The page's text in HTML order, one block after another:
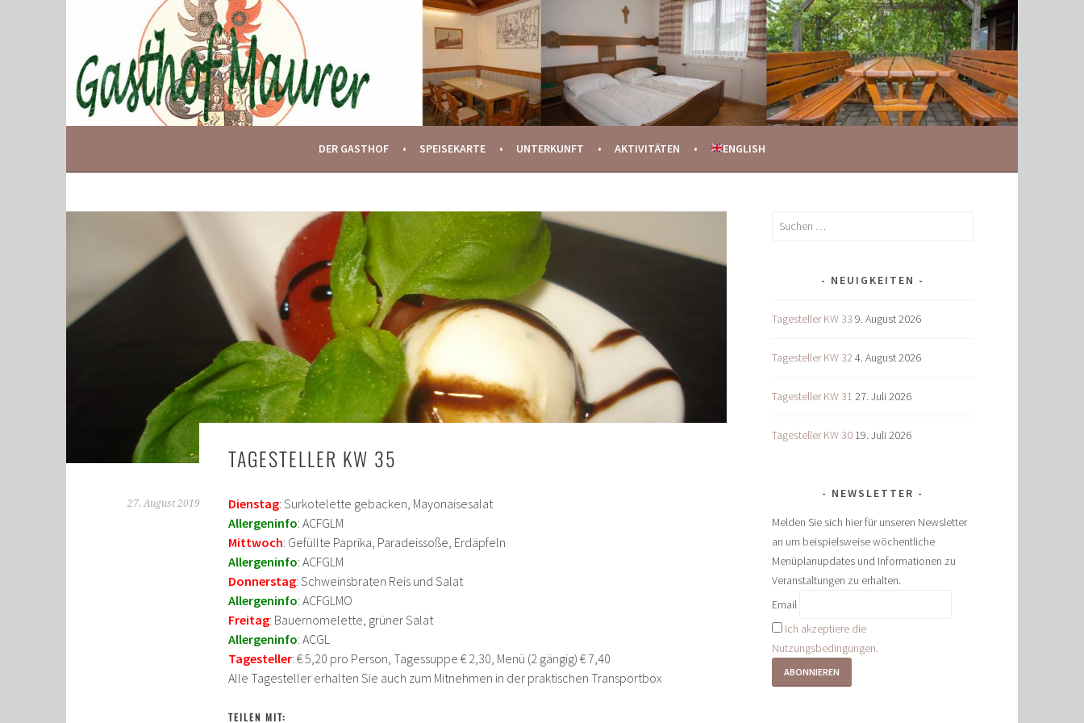
GASTHOF MAURER
IHR GASTHOF IN GLOGGNITZ
DER GASTHOF SPEISEKARTE UNTERKUNFT AKTIVITÄTEN ENGLISH
TAGESTELLER KW 35
27. August 2019 Dienstag: Surkotelette gebacken, Mayonaisesalat
Allergeninfo: ACFGLM
Mittwoch: Gefüllte Paprika, Paradeissoße, Erdäpfeln
Allergeninfo: ACFGLM
Donnerstag: Schweinsbraten Reis und Salat
Allergeninfo: ACFGLMO
Freitag: Bauernomelette, grüner Salat
Allergeninfo: ACGL
Tagesteller: € 5,20 pro Person, Tagessuppe € 2,30, Menü (2 gängig) € 7,40
Alle Tagesteller erhalten Sie auch zum Mitnehmen in der praktischen Transportbox
TEILEN MIT:
Suchen
NEUIGKEITEN
Tagesteller KW 33 9. August 2026
Tagesteller KW 324. August 2026
Tagesteller KW 31 27. Juli 2026
Tagesteller KW 30 19. Juli 2026
NEWSLETTER
Melden Sie sich hier für unseren Newsletter
an um beispielsweise wöchentliche
Menüplanupdates und Informationen zu
Veranstaltungen zu erhalten.
Email
Ich akzeptiere die
Nutzungsbedingungen.